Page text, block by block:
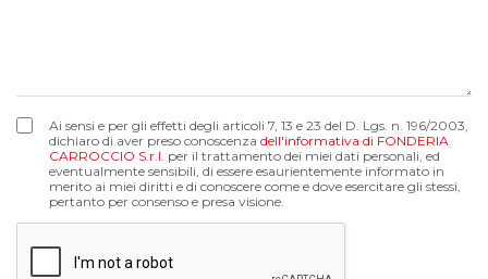
Ai sensi e per gli effetti degli articoli 7, 13 e 23 del D. Lgs. n. 196/2003,
dichiaro di aver preso conoscenza dell'informativa di FONDERIA
CARROCCIO S.r.l. per il trattamento dei miei dati personali, ed
eventualmente sensibili, di essere esaurientemente informato in
merito ai miei diritti e di conoscere come e dove esercitare gli stessi,
pertanto per consenso e presa visione.